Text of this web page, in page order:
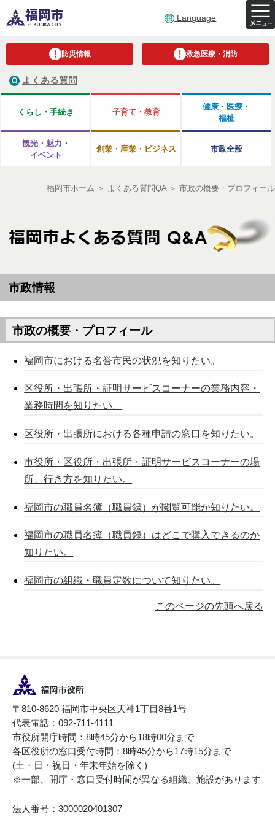
Language
防災情報 救急医療・消防
よくある質問
くらし・手続き 子育て・教育
健康・医療・
福祉
観光・魅力・
イベント
創業・産業・ビジネス 市政全般
福岡市ホーム ＞ よくある質問QA ＞ 市政の概要・プロフィール
市政情報
市政の概要・プロフィール
福岡市における名誉市民の状況を知りたい。
区役所・出張所・証明サービスコーナーの業務内容・
業務時間を知りたい。
区役所・出張所における各種申請の窓口を知りたい。
市役所・区役所・出張所・証明サービスコーナーの場
所、行き方を知りたい。
福岡市の職員名簿（職員録）が閲覧可能か知りたい。
福岡市の職員名簿（職員録）はどこで購入できるのか
知りたい。
福岡市の組織・職員定数について知りたい。
このページの先頭へ戻る
〒810-8620 福岡市中央区天神1丁目8番1号
代表電話：092-711-4111
市役所開庁時間：8時45分から18時00分まで
各区役所の窓口受付時間：8時45分から17時15分まで
(土・日・祝日・年末年始を除く)
※一部、開庁・窓口受付時間が異なる組織、施設があります
法人番号：3000020401307